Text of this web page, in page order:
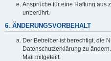
Ansprüche für eine Haftung aus
unberührt.
6. ÄNDERUNGSVORBEHALT
Der Betreiber ist berechtigt, die
Datenschutzerklärung zu
Mail mitgeteilt.